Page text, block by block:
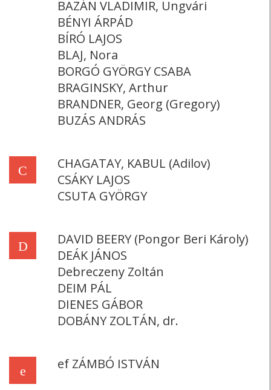
BAZÁN VLADIMIR, Ungvári
BÉNYI ÁRPÁD
BÍRÓ LAJOS
BLAJ, Nora
BORGÓ GYÖRGY CSABA
BRAGINSKY, Arthur
BRANDNER, Georg (Gregory)
BUZÁS ANDRÁS
C
CHAGATAY, KABUL (Adilov)
CSÁKY LAJOS
CSUTA GYÖRGY
D
DAVID BEERY (Pongor Beri Károly)
DEÁK JÁNOS
Debreczeny Zoltán
DEIM PÁL
DIENES GÁBOR
DOBÁNY ZOLTÁN, dr.
e ef ZÁMBÓ ISTVÁN